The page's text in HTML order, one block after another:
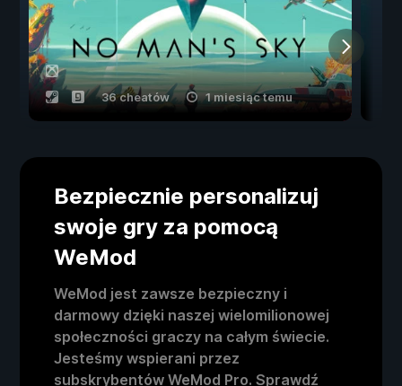
36 cheatów 1 miesiąc temu
Bezpiecznie personalizuj
swoje gry za pomocą
WeMod
WeMod jest zawsze bezpieczny i
darmowy dzięki naszej wielomilionowej
społeczności graczy na całym świecie.
Jesteśmy wspierani przez
subskrybentów WeMod Pro. Sprawdź